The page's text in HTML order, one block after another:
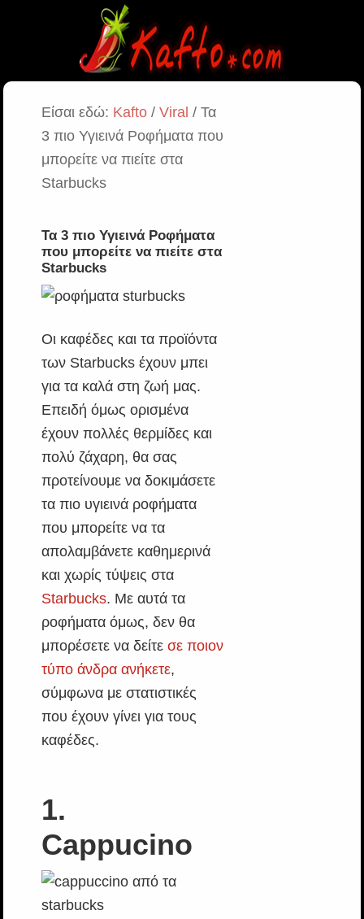
Είσαι εδώ: Kafto/ Viral / Τα
3 πιο Υγιεινά Ροφήματα που
μπορείτε να πιείτε στα
Starbucks
Τα 3 πιο Υγιεινά Ροφήματα
που μπορείτε να πιείτε στα
Starbucks
Οι καφέδες και τα προϊόντα
των Starbucks έχουν μπει
για τα καλά στη ζωή μας.
Επειδή όμως ορισμένα
έχουν πολλές θερμίδες και
πολύ ζάχαρη, θα σας
προτείνουμε να δοκιμάσετε
τα πιο υγιεινά ροφήματα
που μπορείτε να τα
απολαμβάνετε καθημερινά
και χωρίς τύψεις στα
Starbucks. Με αυτά τα
ροφήματα όμως, δεν θα
μπορέσετε να δείτε σε ποιον
τύπο άνδρα ανήκετε,
σύμφωνα με στατιστικές
που έχουν γίνει για τους
καφέδες.
1.
Cappucino